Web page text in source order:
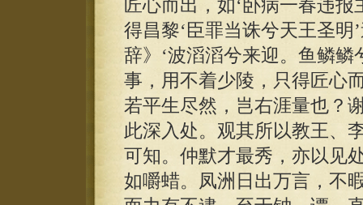
匠心而出，如‘卧病一春违
得昌黎‘臣罪当诛兮天王圣
辞》‘波滔滔兮来迎。鱼鳞
事，用不着少陵，只得匠心
若平生尽然，岂右涯量也？
此深入处。观其所以教王、
可知。仲默才最秀，亦以见
如嚼蜡。凤洲日出万言，不